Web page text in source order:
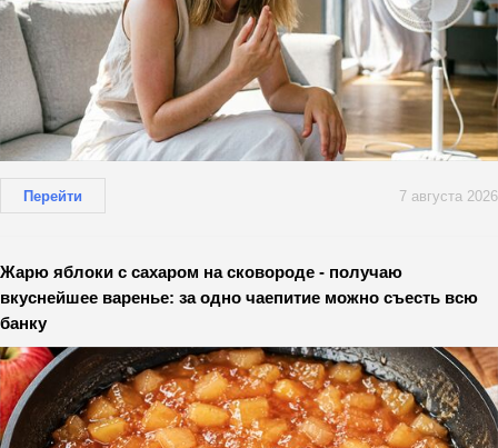
Перейти 7 августа 2026
Жарю яблоки с сахаром на сковороде - получаю
вкуснейшее варенье: за одно чаепитие можно съесть всю
банку